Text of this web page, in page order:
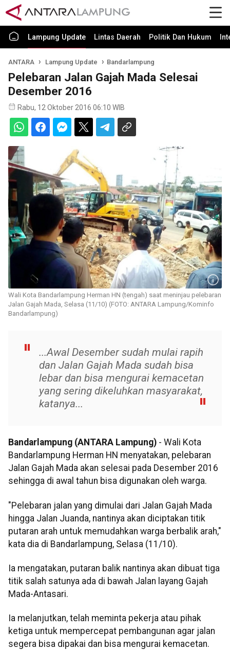
Lampung Update Lintas Daerah Politik Dan Hukum
ANTARA Lampung Update Bandarlampung
Pelebaran Jalan Gajah Mada Selesai
Desember 2016
Rabu, 12 Oktober 2016 06:10 WIB
Wali Kota Bandarlampung Herman HN (tengah) saat meninjau pelebaran
Jalan Gajah Mada, Selasa (11/10) (FOTO: ANTARA Lampung/Kominfo
Bandarlampung)
...Awal Desember sudah mulai rapih
dan Jalan Gajah Mada sudah bisa
lebar dan bisa mengurai kemacetan
yang sering dikeluhkan masyarakat,
katanya...
Bandarlampung (ANTARA Lampung) - Wali Kota
Bandarlampung Herman HN menyatakan, pelebaran
Jalan Gajah Mada akan selesai pada Desember 2016
sehingga di awal tahun bisa digunakan oleh warga.
"Pelebaran jalan yang dimulai dari Jalan Gajah Mada
hingga Jalan Juanda, nantinya akan diciptakan titik
putaran arah untuk memudahkan warga berbalik arah,"
kata dia di Bandarlampung, Selasa (11/10).
Ia mengatakan, putaran balik nantinya akan dibuat tiga
titik salah satunya ada di bawah Jalan layang Gajah
Mada-Antasari.
Ia melanjutkan, telah meminta pekerja atau pihak
ketiga untuk mempercepat pembangunan agar jalan
segera bisa dipakai dan bisa mengurai kemacetan.